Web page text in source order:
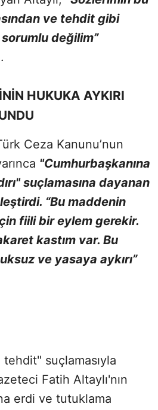
ve tehdit gibi
değilim”
HUKUKA AYKIRI
Ceza Kanunu’nun
"Cumhurbaşkanına
suçlamasına dayanan
“Bu maddenin
fiili bir eylem gerekir.
kastım var. Bu
ve yasaya aykırı”
tehdit" suçlamasıyla
Fatih Altaylı'nın
erdi ve tutuklama